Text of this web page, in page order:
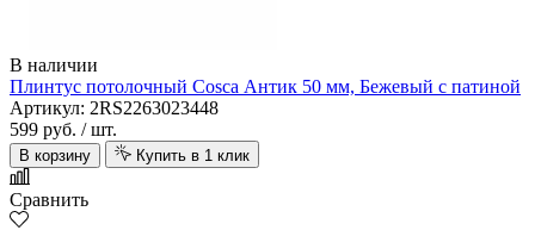
В наличии
Плинтус потолочный Cosca Антик 50 мм, Бежевый с патиной
Артикул: 2RS2263023448
599 руб. / шт.
В корзину Купить в 1 клик
Сравнить